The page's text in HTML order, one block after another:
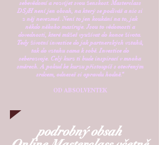
sebevědomí a rozvíjet svou ženskost. Masterclass
DSjH není jen obsah, na který se podíváš a nic si
z něj nevezmeš. Není to jen koukání na to, jak
někdo někoho masíruje. Jsou to vědomosti a
dovednosti, které můžeš využívat do konce života.
Tedy životní investice do jak partnerských vztahů,
tak do vztahu sama k sobě. Investice do
seberozvoje. Celý kurz ti bude inspirací v mnoha
směrech. A pokud ke kurzu přistoupíš s otevřeným
srdcem, odneseš si opravdu hodně.‘‘
OD ABSOLVENTEK
podrobný obsah